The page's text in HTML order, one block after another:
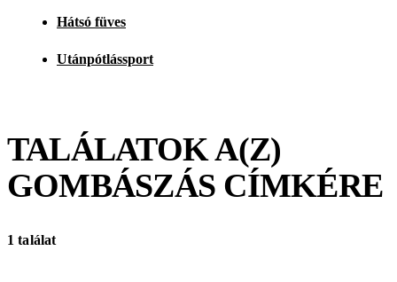
Hátsó füves
Utánpótlássport
TALÁLATOK A(Z)
GOMBÁSZÁS CÍMKÉRE
1 találat